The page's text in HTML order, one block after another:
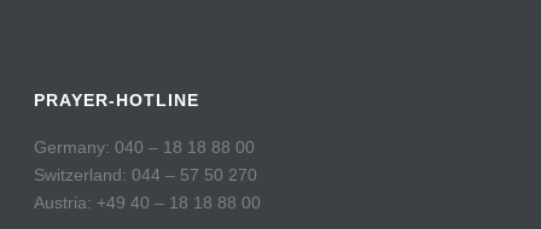
PRAYER-HOTLINE
Germany: 040 – 18 18 88 00
Switzerland: 044 – 57 50 270
Austria: +49 40 – 18 18 88 00